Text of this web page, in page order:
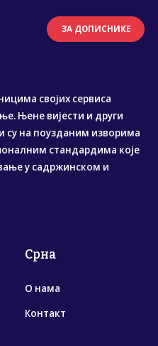
ЗА ДОПИСНИКЕ
својих сервиса
Њене вијести и други
су на поузданим изворима
стандардима које
у садржинском и
Срна
О нама
Контакт